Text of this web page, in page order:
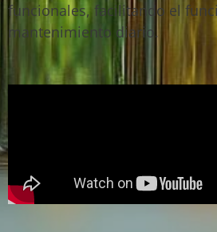
funcionales, facilitando el
mantenimiento diario.